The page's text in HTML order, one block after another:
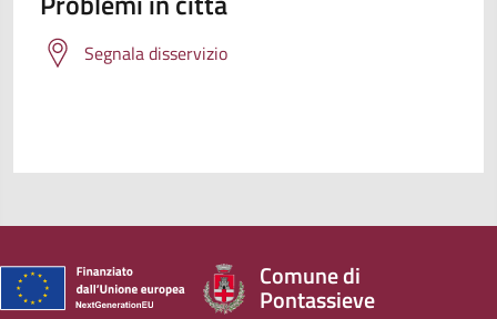
Segnala disservizio
Comune di
Pontassieve